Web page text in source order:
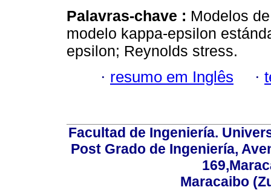
Palavras-chave : Modelos
modelo kappa-epsilon
epsilon; Reynolds stress.
· resumo em Inglês ·
Facultad de Ingeniería.
Post Grado de Ingeniería,
Maracaibo